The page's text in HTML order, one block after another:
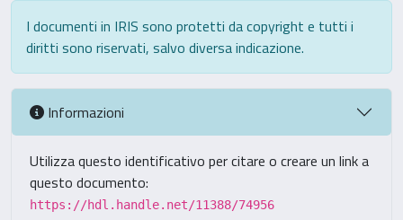
I documenti in IRIS sono protetti da copyright e tutti i
diritti sono riservati, salvo diversa indicazione.
Informazioni
Utilizza questo identificativo per citare o creare un link a
questo documento:
https://hdl.handle.net/11388/74956